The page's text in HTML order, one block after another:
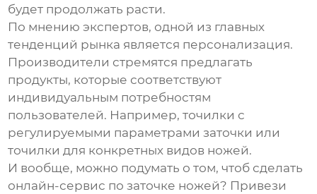
будет продолжать расти.
По мнению экспертов, одной из главных
тенденций рынка является персонализация.
Производители стремятся предлагать
продукты, которые соответствуют
индивидуальным потребностям
пользователей. Например, точилки с
регулируемыми параметрами заточки или
точилки для конкретных видов ножей.
И вообще, можно подумать о том, чтоб сделать
онлайн-сервис по заточке ножей? Привези